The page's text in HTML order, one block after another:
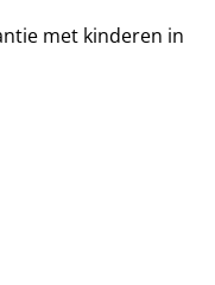
met kinderen in